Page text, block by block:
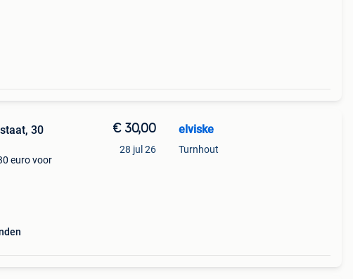
30
euro voor
€ 30,00
28 jul 26
elviske
Turnhout